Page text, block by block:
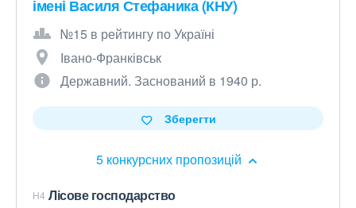
імені Василя Стефаника (КНУ)
№15 в рейтингу по Україні
Івано-Франківськ
Державний. Заснований в 1940 р.
5 конкурсних пропозицій
Зберегти
H4 Лісове господарство